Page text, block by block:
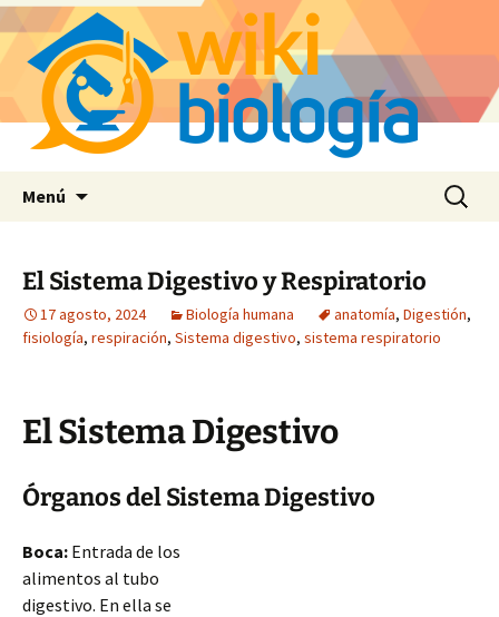
Menú Buscar:
El Sistema Digestivo y Respiratorio
17 agosto, 2024 Biología humana anatomía, Digestión,
fisiología, respiración, Sistema digestivo, sistema respiratorio
El Sistema Digestivo
Órganos del Sistema Digestivo
Boca: Entrada de los
alimentos al tubo
digestivo. En ella se